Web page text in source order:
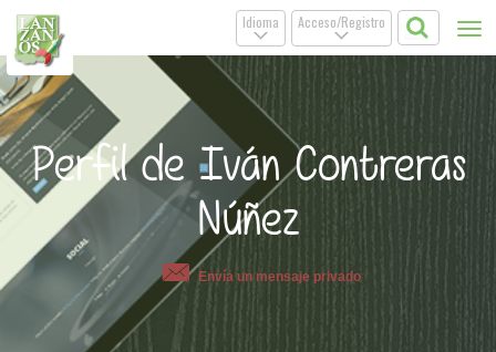
Acceso/Registro
.
Idioma
.
Perfil de Iván Contreras
Núñez
Envía un mensaje privado